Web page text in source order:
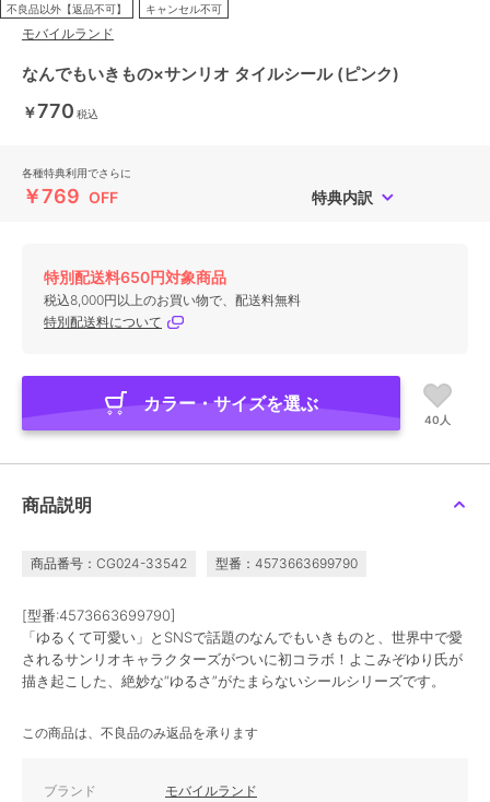
不良品以外【返品不可】 キャンセル不可
モバイルランド
なんでもいきもの×サンリオ タイルシール (ピンク)
￥770 税込
各種特典利用でさらに
￥769 OFF 特典内訳
特別配送料650円対象商品
税込8,000円以上のお買い物で、配送料無料
特別配送料について
カラー・サイズを選ぶ
40人
商品説明
商品番号：CG024-33542 型番：4573663699790
[型番:4573663699790]
「ゆるくて可愛い」とSNSで話題のなんでもいきものと、世界中で愛
されるサンリオキャラクターズがついに初コラボ！よこみぞゆり氏が
描き起こした、絶妙な“ゆるさ”がたまらないシールシリーズです。
この商品は、不良品のみ返品を承ります
ブランド モバイルランド